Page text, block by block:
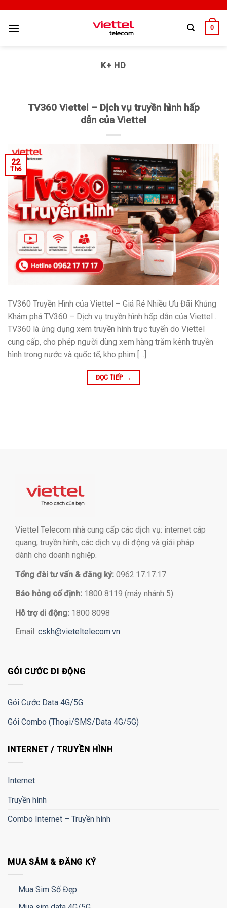
0
K+ HD
TV360 Viettel – Dịch vụ truyền hình hấp
dẫn của Viettel
22
Th6
TV360 Truyền Hình của Viettel – Giá Rẻ Nhiều Ưu Đãi Khủng
Khám phá TV360 – Dịch vụ truyền hình hấp dẫn của Viettel .
TV360 là ứng dụng xem truyền hình trực tuyến do Viettel
cung cấp, cho phép người dùng xem hàng trăm kênh truyền
hình trong nước và quốc tế, kho phim […]
ĐỌC TIẾP →
Viettel Telecom nhà cung cấp các dịch vụ: internet cáp
quang, truyền hình, các dịch vụ di động và giải pháp
dành cho doanh nghiệp.
Tổng đài tư vấn & đăng ký: 0962.17.17.17
Báo hỏng cố định: 1800 8119 (máy nhánh 5)
Hỗ trợ di động: 1800 8098
Email: cskh@vieteltelecom.vn
GÓI CƯỚC DI ĐỘNG
Gói Cước Data 4G/5G
Gói Combo (Thoại/SMS/Data 4G/5G)
INTERNET / TRUYỀN HÌNH
Internet
Truyền hình
Combo Internet – Truyền hình
MUA SẮM & ĐĂNG KÝ
Mua Sim Số Đẹp